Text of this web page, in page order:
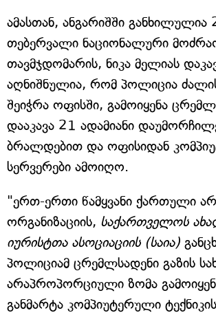
ამასთან, ანგარიშში განხილულია
თებერვალი ნაციონალური
თავმჯდომარის, ნიკა მელიას
აღნიშნულია, რომ პოლიცია
შეიჭრა ოფისში, გამოიყენა
დააკავა 21 ადამიანი
ბრალდებით და ოფისიდან
სერვერები ამოიღო.
"ერთ-ერთი წამყვანი ქართული
ორგანიზაციის, საქართველოს
იურისტთა ასოციაციის (საია)
პოლიციამ ცრემლსადენი გაზის
არაპროპორციული ზომა
განმარტა კომპიუტერული